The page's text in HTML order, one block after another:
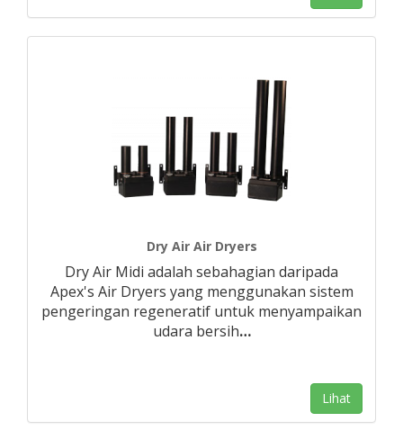
Dry Air Air Dryers
Dry Air Midi adalah sebahagian daripada
Apex's Air Dryers yang menggunakan sistem
pengeringan regeneratif untuk menyampaikan
udara bersih…
Lihat